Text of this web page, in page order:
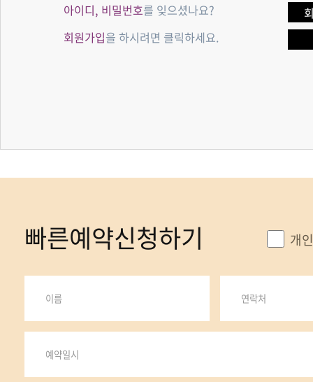
아이디, 비밀번호를 잊으셨나요?
회원가입을 하시려면 클릭하세요.
빠른예약신청하기 개